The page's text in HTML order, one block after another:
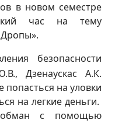
в новом семестре
час на тему
безопасности
Дзенаускас А.К.
попасться на уловки
на легкие деньги.
с помощью